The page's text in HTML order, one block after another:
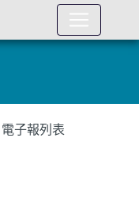
電子報列表